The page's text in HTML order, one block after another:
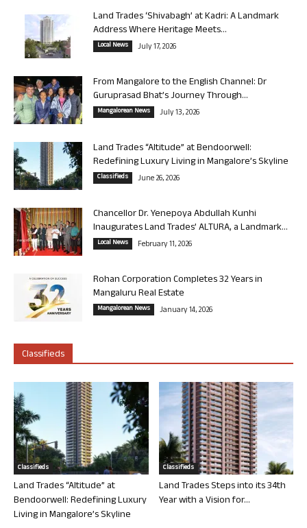
Land Trades ‘Shivabagh’ at Kadri: A Landmark
Address Where Heritage Meets...
Local News July 17, 2026
From Mangalore to the English Channel: Dr
Guruprasad Bhat’s Journey Through...
Mangalorean News July 13, 2026
Land Trades “Altitude” at Bendoorwell:
Redefining Luxury Living in Mangalore’s Skyline
Classifieds June 26, 2026
Chancellor Dr. Yenepoya Abdullah Kunhi
Inaugurates Land Trades’ ALTURA, a Landmark...
Local News February 11, 2026
Rohan Corporation Completes 32 Years in
Mangaluru Real Estate
Mangalorean News January 14, 2026
Classifieds
Classifieds
Land Trades “Altitude” at
Bendoorwell: Redefining Luxury
Living in Mangalore’s Skyline
Classifieds
Land Trades Steps into its 34th
Year with a Vision for...